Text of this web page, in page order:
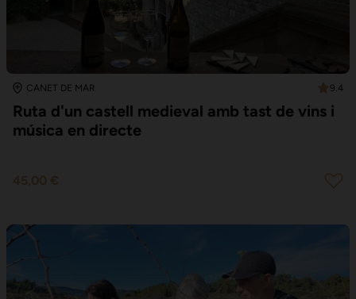
CANET DE MAR 9.4
Ruta d'un castell medieval amb tast de vins i
música en directe